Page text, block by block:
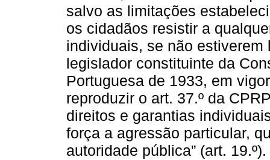
salvo as limitações
os cidadãos resistir a
individuais, se não estiverem
legislador constituinte da
Portuguesa de 1933, em
reproduzir o art. 37.º da
direitos e garantias
força a agressão particular,
autoridade pública” (art. 19.º).